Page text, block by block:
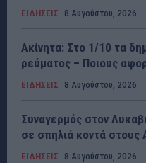
ΕΙΔΗΣΕΙΣ 8 Αυγούστου, 2026
Ακίνητα: Στο 1/10 τα
ρεύματος – Ποιους
ΕΙΔΗΣΕΙΣ 8 Αυγούστου, 2026
Συναγερμός στον
σε σπηλιά κοντά στους
ΕΙΔΗΣΕΙΣ 8 Αυγούστου, 2026